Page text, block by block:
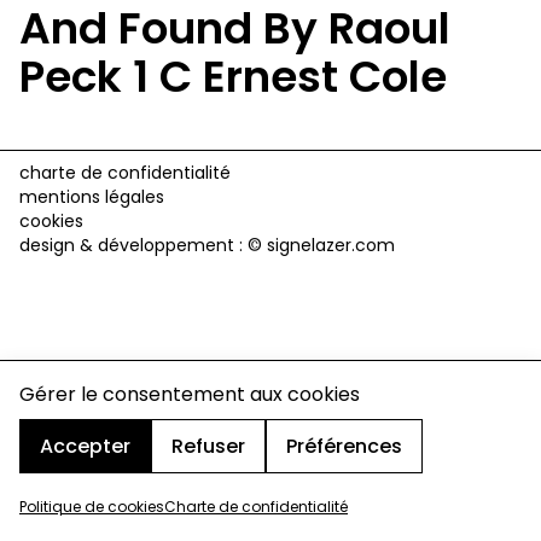
Gérer le consentement aux cookies
Accepter
Refuser Préférences
Politique de cookiesCharte de confidentialité
And Found By Raoul
Peck 1 C Ernest Cole
charte de confidentialité
mentions légales
cookies
design & développement : © signelazer.com